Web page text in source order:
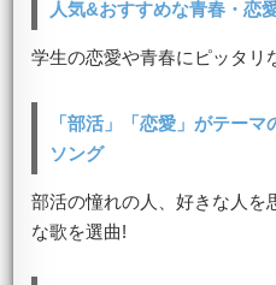
人気&おすすめな青春・恋
学生の恋愛や青春にピッタリ
「部活」「恋愛」がテー
ソング
部活の憧れの人、好きな人を
な歌を選曲!